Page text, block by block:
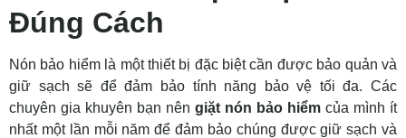
Đúng Cách
Nón bảo hiểm là một thiết bị đặc biệt cần được bảo quản và
giữ sạch sẽ để đảm bảo tính năng bảo vệ tối đa. Các
chuyên gia khuyên bạn nên giặt nón bảo hiểm của mình ít
nhất một lần mỗi năm để đảm bảo chúng được giữ sạch và